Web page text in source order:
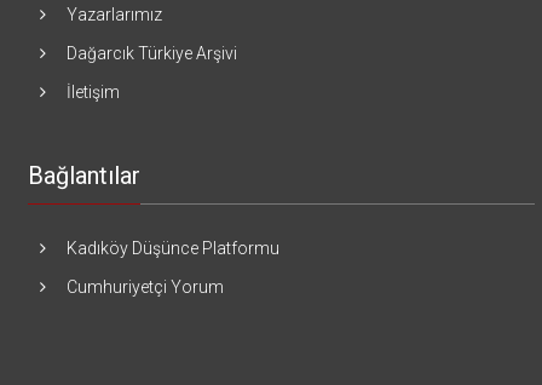
Yazarlarımız
Dağarcık Türkiye Arşivi
İletişim
Bağlantılar
Kadıköy Düşünce Platformu
Cumhuriyetçi Yorum